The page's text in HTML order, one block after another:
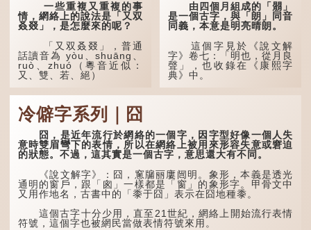
一些重複又重複的事
情，網絡上的說法是「又双
叒叕」，是怎麼來的呢？
「又双叒叕」，普通
話讀音為 yòu、shuāng、
ruò、zhuó（粵音近似：
又、雙、若、絕）
「又」和「双」比較
易理解，前者表示再次，後
者表示一對，兩個「又」便
是「双」。
「叒」（音：若）原是
古代神話中的樹木名
稱。 《說文解字·叒部》：
「叒，日初出東方湯谷所登
榑桑，叒木也。」
「叕...
由四個月組成的「朤」
是一個古字，與「朗」同音
同義，本意是明亮晴朗。
這個字見於《說文解
字》卷七：「明也，從月良
聲」，也收錄在《康熙字
典》中。
這個字，用法頗多。
兩個卦名，這裏指天地、宇
宙等，形容政治清明，天下
太平！
「天空朤朤，任鳥兒高
飛。」也是指天清氣明，鳥
兒可高飛。
「朤朤脆脆」就是形容
辦事爽快乾脆。我們熟...
冷僻字系列｜囧
囧，是近年流行於網絡的一個字，因字型好像一個人失
意時雙眉彎下的表情，所以在網絡上被用來形容失意或窘迫
的狀態。不過，這其實是一個古字，意思還大有不同。
《說文解字》：囧，窻牖丽廔闿明。象形，本義是透光
通明的窗戶，跟「囪」一樣都是「窗」的象形字。甲骨文中
又用作地名，古書中的「黍于囧」表示在囧地種黍。
這個古字十分少用，直至21世紀，網絡上開始流行表情
符號，這個字也被網民當做表情符號來用。